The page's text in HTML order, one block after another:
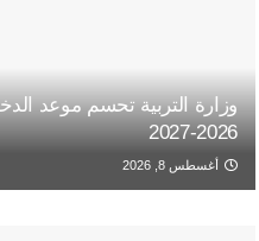
وزارة التربية تحسم موعد
2026-2027
أغسطس 8, 2026